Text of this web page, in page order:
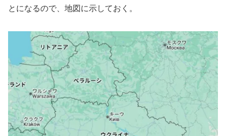
とになるので、地図に示しておく。